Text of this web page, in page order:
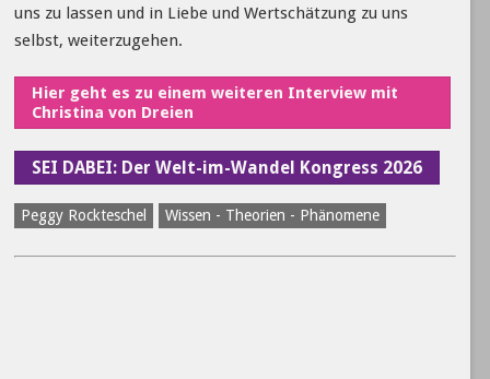
uns zu lassen und in Liebe und Wertschätzung zu uns
selbst, weiterzugehen.
Hier geht es zu einem weiteren Interview mit
Christina von Dreien
SEI DABEI: Der Welt-im-Wandel Kongress 2026
Peggy Rockteschel Wissen - Theorien - Phänomene